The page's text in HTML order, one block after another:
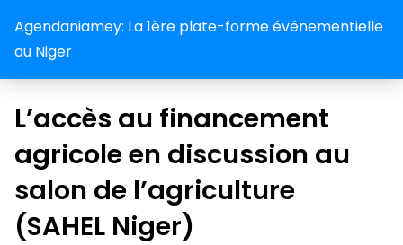
Agendaniamey: La 1ère plate-forme événementielle
au Niger
L’accès au financement
agricole en discussion au
salon de l’agriculture
(SAHEL Niger)